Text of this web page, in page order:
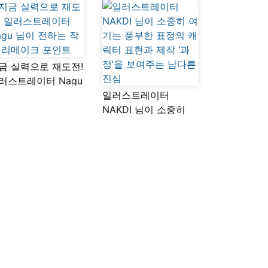
실력으로 재도전!
스트레이터 Nagu
일러스트레이터
NAKDI 님이 소중히